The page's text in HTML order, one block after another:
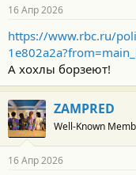
16 Апр 2026
https://www.rbc.ru/
А хохлы борзеют!
ZAMPRED
Well-Known
16 Апр 2026